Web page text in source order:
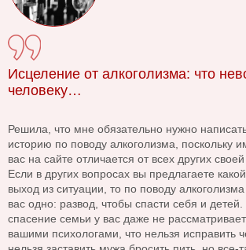
Исцеление от алкоголизма: что
человеку…
Решила, что мне обязательно нужно
историю по поводу алкоголизма, поскольку
вас на сайте отличается от всех других
Если в других вопросах вы предлагаете
выход из ситуации, то по поводу
вас одно: развод, чтобы спасти себя и
спасение семьи у вас даже не
вашими психологами, что нельзя исправить